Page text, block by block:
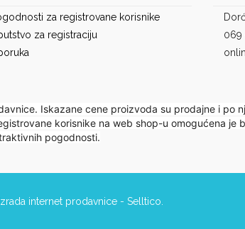
za registrovane korisnike
za registraciju
069
Iskazane cene proizvoda su prodajne i po
korisnike na web shop-u omogućena je
pogodnosti.
Izrada internet prodavnice - Selltico.